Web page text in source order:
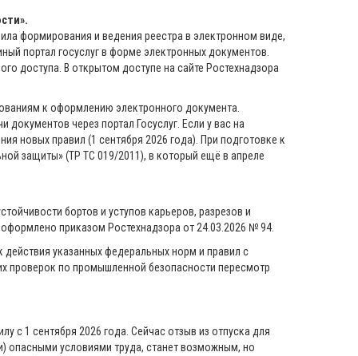
формирования и ведения реестра в электронном виде,
портал госуслуг в форме электронных документов.
доступа. В открытом доступе на сайте Ростехнадзора
к оформлению электронного документа.
через портал Госуслуг. Если у вас на
новых правил (1 сентября 2026 года). При подготовке к
защиты» (ТР ТС 019/2011), в который ещё в апреле
бортов и уступов карьеров, разрезов и
приказом Ростехнадзора от 24.03.2026 № 94.
указанных федеральных норм и правил с
проверок по промышленной безопасности пересмотр
с 1 сентября 2026 года. Сейчас отзыв из отпуска для
опасными условиями труда, станет возможным, но